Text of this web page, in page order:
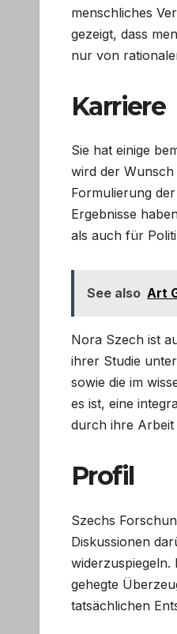
menschliches
gezeigt, dass
nur von
Karriere
Sie hat einige
wird der
Formulierung
Ergebnisse
als auch für
See also Art
Nora Szech ist
ihrer Studie
sowie die im
es ist, eine
durch ihre Arbeit
Profil
Szechs
Diskussionen
gehegte
tatsächlichen